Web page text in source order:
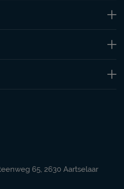
65, 2630 Aartselaar